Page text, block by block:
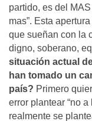
partido, es del
mas”. Esta
que sueñan con la
digno, soberano,
situación actual
han tomado un
país? Primero
error plantear “no
realmente se